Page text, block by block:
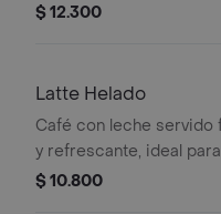
$ 12.300
Latte Helado
Café con leche servido
y refrescante, ideal
$ 10.800